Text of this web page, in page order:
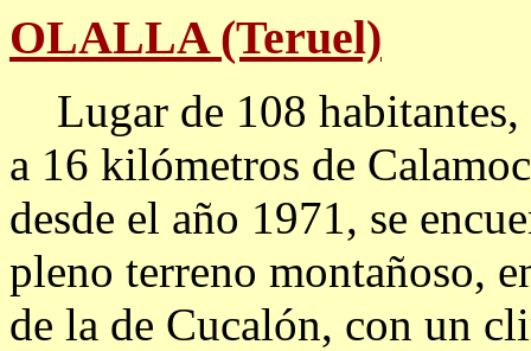
OLALLA (Teruel)
Lugar de 108 habitantes,
a 16 kilómetros de
desde el año 1971, se
pleno terreno montañoso,
de la de Cucalón, con un